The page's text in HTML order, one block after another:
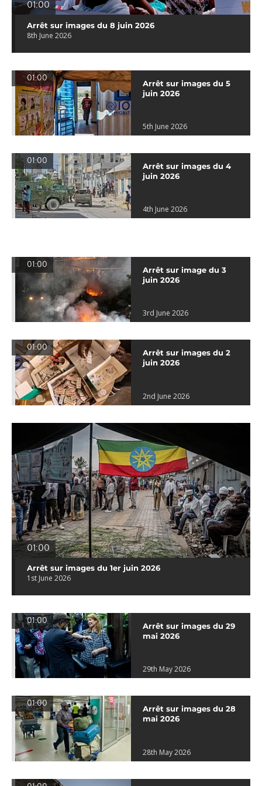
01:00
Arrêt sur images du 8 juin 2026
8th June 2026
01:00
Arrêt sur images du 5
juin 2026
5th June 2026
01:00
Arrêt sur images du 4
juin 2026
4th June 2026
01:00
Arrêt sur image du 3
juin 2026
3rd June 2026
01:00
Arrêt sur images du 2
juin 2026
2nd June 2026
01:00
Arrêt sur images du 1er juin 2026
1st June 2026
01:00
Arrêt sur images du 29
mai 2026
29th May 2026
01:00
Arrêt sur images du 28
mai 2026
28th May 2026